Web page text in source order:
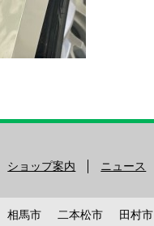
ショップ案内 ニュース
相馬市 二本松市 田村市